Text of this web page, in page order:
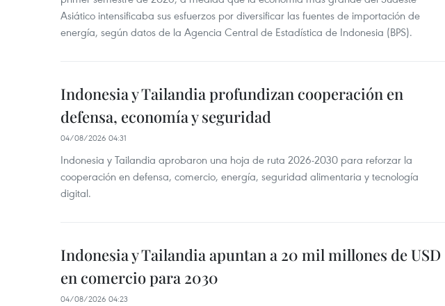
Asiático intensificaba sus esfuerzos por diversificar las fuentes de importación de
energía, según datos de la Agencia Central de Estadística de Indonesia (BPS).
Indonesia y Tailandia profundizan cooperación en
defensa, economía y seguridad
04/08/2026 04:31
Indonesia y Tailandia aprobaron una hoja de ruta 2026-2030 para reforzar la
cooperación en defensa, comercio, energía, seguridad alimentaria y tecnología
digital.
Indonesia y Tailandia apuntan a 20 mil millones de USD
en comercio para 2030
04/08/2026 04:23